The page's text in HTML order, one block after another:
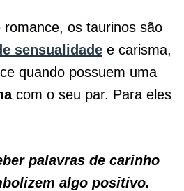
os taurinos são
sensualidade e carisma,
quando possuem uma
com o seu par. Para eles
palavras de carinho
algo positivo.